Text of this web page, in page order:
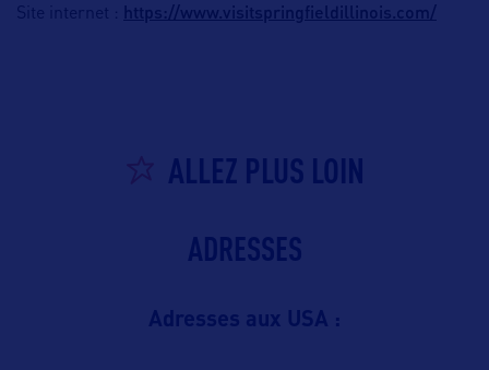
Site internet : https://www.visitspringfieldillinois.com/
ALLEZ PLUS LOIN
ADRESSES
Adresses aux USA :